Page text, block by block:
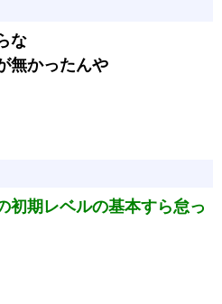
な
無かったんや
初期レベルの基本すら怠っ